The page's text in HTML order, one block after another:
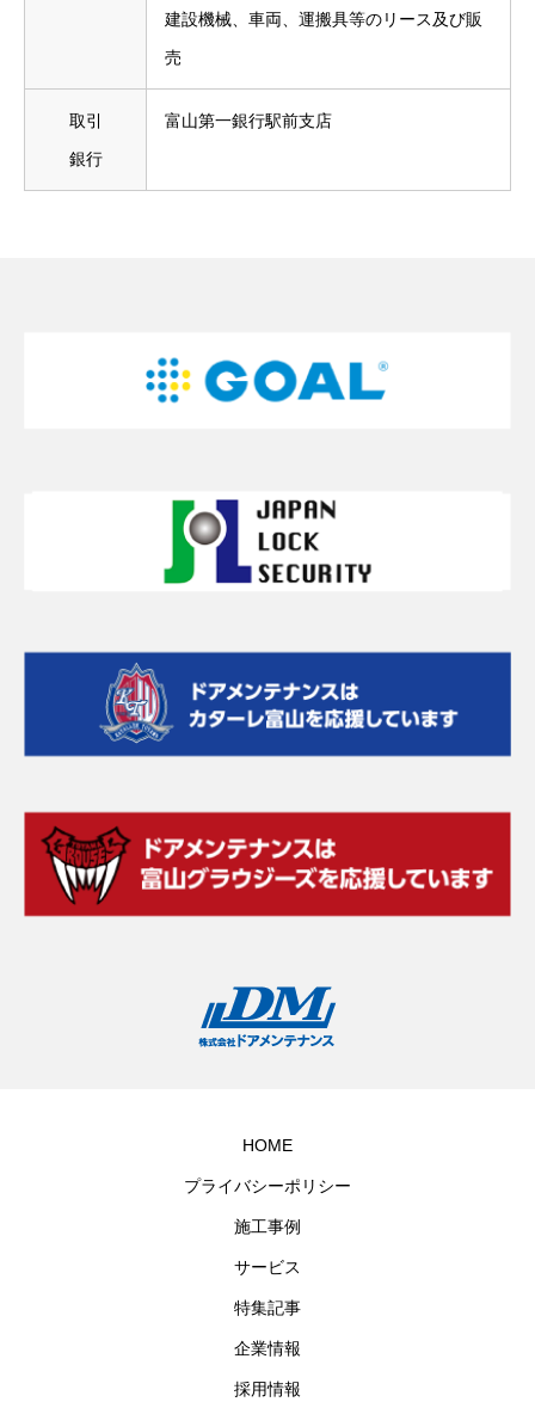
建設機械、車両、運搬具等のリース及び販
売
取引
銀行
富山第一銀行駅前支店
HOME
プライバシーポリシー
施工事例
サービス
特集記事
企業情報
採用情報